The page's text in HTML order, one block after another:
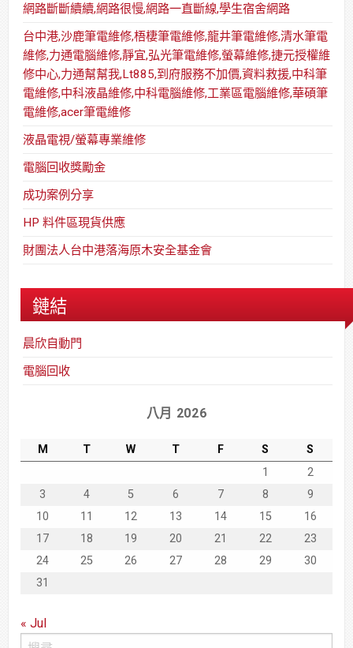
網路斷斷續續,網路很慢,網路一直斷線,學生宿舍網路
台中港,沙鹿筆電維修,梧棲筆電維修,龍井筆電維修,清水筆電
維修,力通電腦維修,靜宜,弘光筆電維修,螢幕維修,捷元授權維
修中心,力通幫幫我,Lt885,到府服務不加價,資料救援,中科筆
電維修,中科液晶維修,中科電腦維修,工業區電腦維修,華碩筆
電維修,acer筆電維修
液晶電視/螢幕專業維修
電腦回收獎勵金
成功案例分享
HP 料件區現貨供應
財團法人台中港落海原木安全基金會
鏈結
晨欣自動門
電腦回收
八月 2026
M T W T F S
S
1
2
3
4 5 6 7 8
9
10
11 12 13 14 15
16
17
18 19 20 21 22
23
24
25 26 27 28 29
30
31
« Jul